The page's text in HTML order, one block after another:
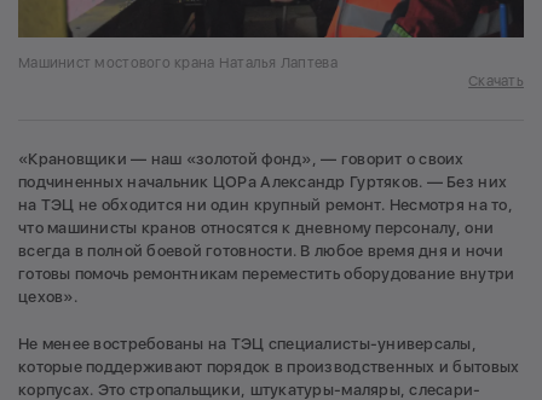
Машинист мостового крана Наталья Лаптева
Скачать
«Крановщики — наш «золотой фонд», — говорит о своих
подчиненных начальник ЦОРа Александр Гуртяков. — Без них
на ТЭЦ не обходится ни один крупный ремонт. Несмотря на то,
что машинисты кранов относятся к дневному персоналу, они
всегда в полной боевой готовности. В любое время дня и ночи
готовы помочь ремонтникам переместить оборудование внутри
цехов».
Не менее востребованы на ТЭЦ специалисты-универсалы,
которые поддерживают порядок в производственных и бытовых
корпусах. Это стропальщики, штукатуры-маляры, слесари-